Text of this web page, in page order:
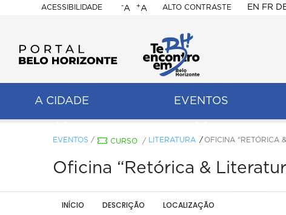
ACESSIBILIDADE
BELO
HORIZONTE
-A +A ALTO CONTRASTE EN FR
A CIDADE EVENTOS
EVENTOS / CURSO / LITERATURA OFICINA “RETÓRICA
Oficina “Retórica &
INÍCIO DESCRIÇÃO LOCALIZAÇÃO